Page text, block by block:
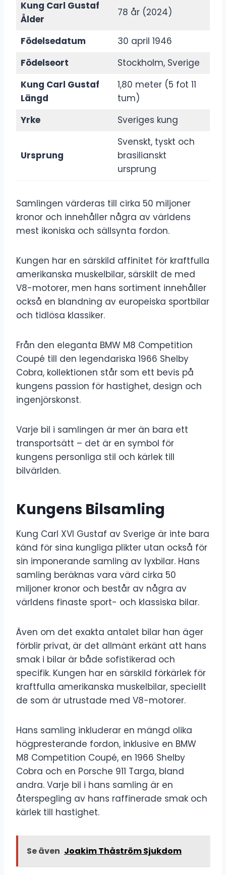
Kung Carl Gustaf
Ålder
78 år (2024)
Födelsedatum
30 april 1946
Födelseort
Stockholm, Sverige
Kung Carl Gustaf
Längd
1,80 meter (5 fot 11
tum)
Yrke
Sveriges kung
Ursprung
Svenskt, tyskt och
brasilianskt
ursprung
Samlingen värderas till cirka 50 miljoner
kronor och innehåller några av världens
mest ikoniska och sällsynta fordon.
Kungen har en särskild affinitet för kraftfulla
amerikanska muskelbilar, särskilt de med
V8-motorer, men hans sortiment innehåller
också en blandning av europeiska sportbilar
och tidlösa klassiker.
Från den eleganta BMW M8 Competition
Coupé till den legendariska 1966 Shelby
Cobra, kollektionen står som ett bevis på
kungens passion för hastighet, design och
ingenjörskonst.
Varje bil i samlingen är mer än bara ett
transportsätt – det är en symbol för
kungens personliga stil och kärlek till
bilvärlden.
Kungens Bilsamling
Kung Carl XVI Gustaf av Sverige är inte bara
känd för sina kungliga plikter utan också för
sin imponerande samling av lyxbilar. Hans
samling beräknas vara värd cirka 50
miljoner kronor och består av några av
världens finaste sport- och klassiska bilar.
Även om det exakta antalet bilar han äger
förblir privat, är det allmänt erkänt att hans
smak i bilar är både sofistikerad och
specifik. Kungen har en särskild förkärlek för
kraftfulla amerikanska muskelbilar, speciellt
de som är utrustade med V8-motorer.
Hans samling inkluderar en mängd olika
högpresterande fordon, inklusive en BMW
M8 Competition Coupé, en 1966 Shelby
Cobra och en Porsche 911 Targa, bland
andra. Varje bil i hans samling är en
återspegling av hans raffinerade smak och
kärlek till hastighet.
Se även Joakim Thåström Sjukdom